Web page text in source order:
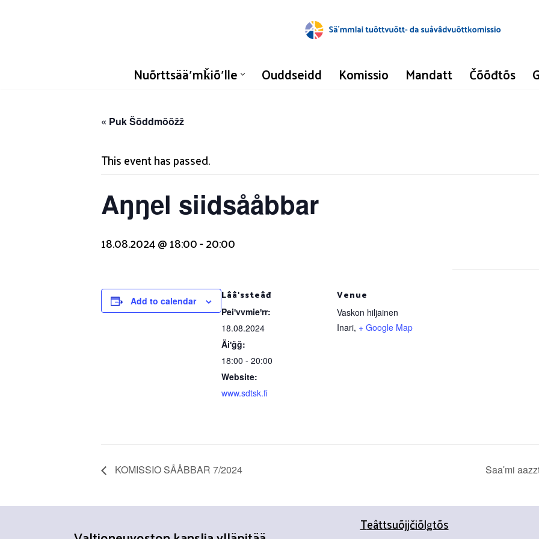
Nuõrttsääʹmǩiõʹlle Ouddseidd Komissio Mandatt Čõõđtõs
« Puk Šõddmõõžž
This event has passed.
Aŋŋel siidsååbbar
18.08.2024 @ 18:00-20:00
Add to calendar Lââʹssteâđ
Peiʹvvmieʹrr:
18.08.2024
Äiʹǧǧ:
18:00 - 20:00
Website:
www.sdtsk.fi
Venue
Vaskon hiljainen
Inari, + Google Map
KOMISSIO SÅÅBBAR 7/2024 Saaʹmi
Teâttsuõjjčiõlǥtõs